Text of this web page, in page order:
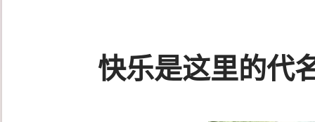
快乐是这里的代